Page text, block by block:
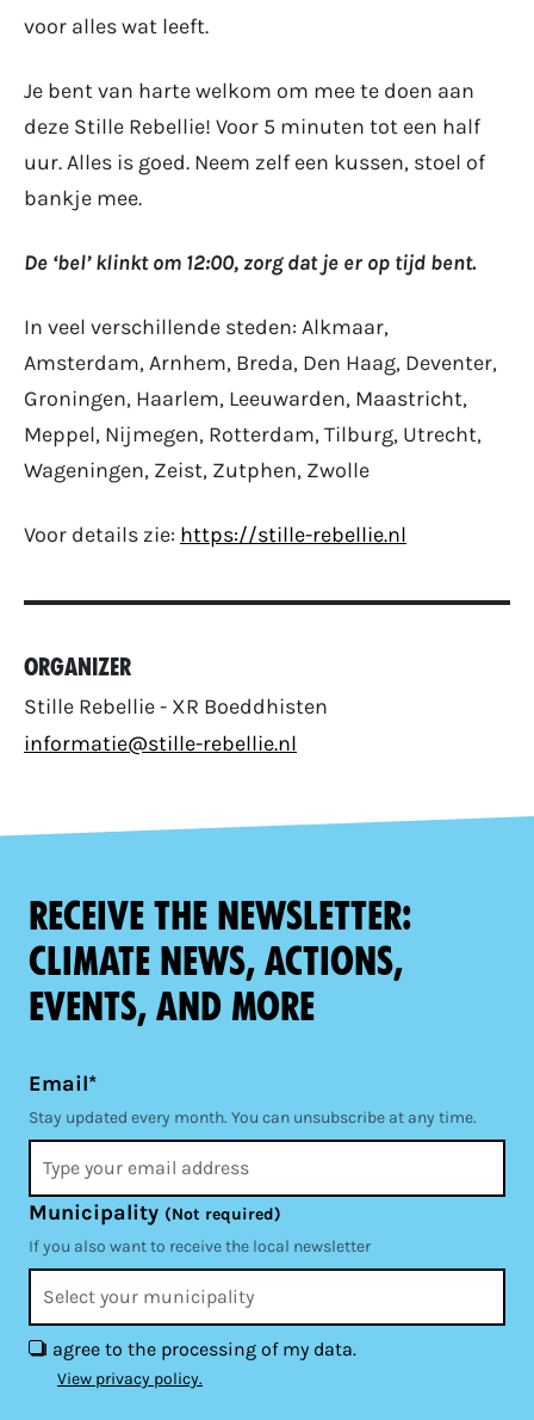
voor alles wat leeft.
Je bent van harte welkom om mee te doen aan
deze Stille Rebellie! Voor 5 minuten tot een half
uur. Alles is goed. Neem zelf een kussen, stoel of
bankje mee.
De ‘bel’ klinkt om 12:00, zorg dat je er op tijd bent.
In veel verschillende steden: Alkmaar,
Amsterdam, Arnhem, Breda, Den Haag, Deventer,
Groningen, Haarlem, Leeuwarden, Maastricht,
Meppel, Nijmegen, Rotterdam, Tilburg, Utrecht,
Wageningen, Zeist, Zutphen, Zwolle
Voor details zie: https://stille-rebellie.nl
Organizer
Stille Rebellie - XR Boeddhisten
informatie@stille-rebellie.nl
Receive the newsletter:
climate news, actions,
events, and more
Email*
Stay updated every month. You can unsubscribe at any time.
Municipality (Not required)
If you also want to receive the local newsletter
I agree to the processing of my data.
View privacy policy.